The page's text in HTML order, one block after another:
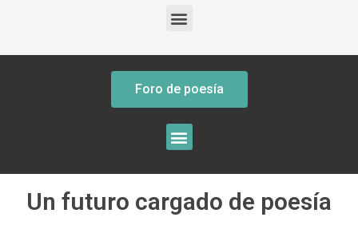
Foro de poesía
Un futuro cargado de poesía